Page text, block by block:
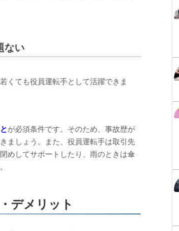
ない
くても役員運転手として活躍できま
が必須条件です。そのため、事故歴が
ましょう。また、役員運転手は取引先
めしてサポートしたり、雨のときは傘
デメリット